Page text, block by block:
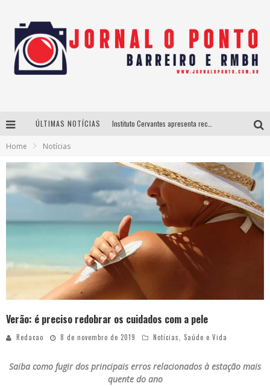
ÚLTIMAS NOTÍCIAS
BH recebe nesta quinta-feira lançamento do jogo “Coleta Seletiva” com roda de conversa entre agentes da sustentabilidade
Projeta Cultura abre inscrições gratuitas em São João del-Rei para oficinas de elaboração de projetos culturais e inteligência artificial
Home Notícias
Verão: é preciso redobrar os cuidados com a pele
Redacao 8 de novembro de 2019 Notícias, Saúde e Vida
Saiba como fugir dos principais erros relacionados à estação mais
quente do ano